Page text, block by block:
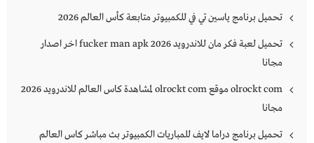
تحميل برنامج ياسين تي في للكمبيوتر متابعة كأس العالم 2026
تحميل لعبة فكر مان للاندرويد 2026 fucker man apk اخر اصدار
مجانا
olrockt com موقع olrockt com لمشاهدة كاس العالم للاندرويد 2026
مجانا
تحميل برنامج دراما لايف للمباريات الكمبيوتر بث مباشر كاس العالم